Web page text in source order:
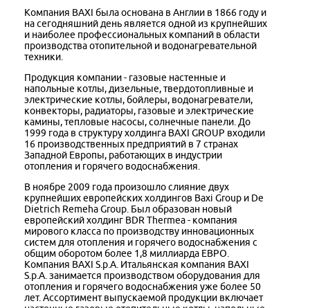
Компания BAXI была основана в Англии в 1866 году и
на сегодняшний день является одной из крупнейших
и наиболее профессиональных компаний в области
производства отопительной и водонагревательной
техники.
Продукция компании - газовые настенные и
напольные котлы, дизельные, твердотопливные и
электрические котлы, бойлеры, водонагреватели,
конвекторы, радиаторы, газовые и электрические
камины, тепловые насосы, солнечные панели. До
1999 года в структуру холдинга BAXI GROUP входили
16 производственных предприятий в 7 странах
Западной Европы, работающих в индустрии
отопления и горячего водоснабжения.
В ноябре 2009 года произошло слияние двух
крупнейших европейских холдингов Baxi Group и De
Dietrich Remeha Group. Был образован новый
европейский холдинг BDR Thermea - компания
мирового класса по производству инновационных
систем для отопления и горячего водоснабжения с
общим оборотом более 1,8 миллиарда ЕВРО.
Компания BAXI S.p.A. Итальянская компания BAXI
S.p.A. занимается производством оборудования для
отопления и горячего водоснабжения уже более 50
лет. Ассортимент выпускаемой продукции включает